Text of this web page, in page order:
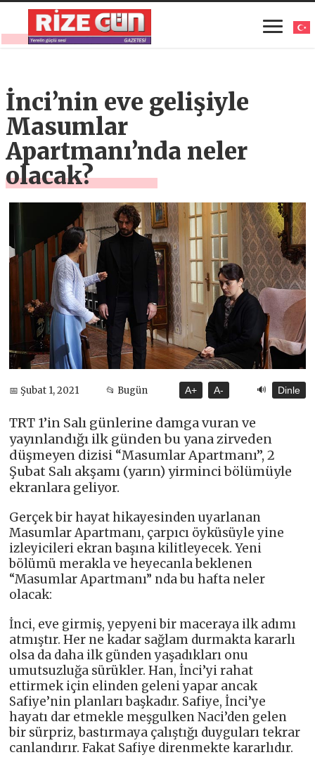
İnci’nin eve gelişiyle
Masumlar
Apartmanı’nda neler
olacak?
📅 Şubat 1, 2021 📂 Bugün A+ A- 🔊 Dinle
TRT 1’in Salı günlerine damga vuran ve
yayınlandığı ilk günden bu yana zirveden
düşmeyen dizisi “Masumlar Apartmanı”, 2
Şubat Salı akşamı (yarın) yirminci bölümüyle
ekranlara geliyor.
Gerçek bir hayat hikayesinden uyarlanan
Masumlar Apartmanı, çarpıcı öyküsüyle yine
izleyicileri ekran başına kilitleyecek. Yeni
bölümü merakla ve heyecanla beklenen
“Masumlar Apartmanı” nda bu hafta neler
olacak:
İnci, eve girmiş, yepyeni bir maceraya ilk adımı
atmıştır. Her ne kadar sağlam durmakta kararlı
olsa da daha ilk günden yaşadıkları onu
umutsuzluğa sürükler. Han, İnci’yi rahat
ettirmek için elinden geleni yapar ancak
Safiye’nin planları başkadır. Safiye, İnci’ye
hayatı dar etmekle meşgulken Naci’den gelen
bir sürpriz, bastırmaya çalıştığı duyguları tekrar
canlandırır. Fakat Safiye direnmekte kararlıdır.